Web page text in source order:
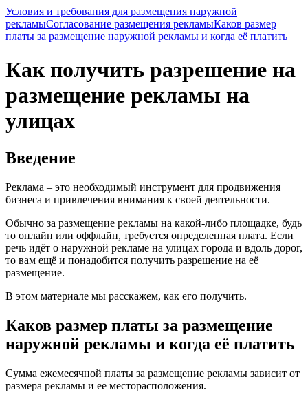
Условия и требования для размещения наружной
рекламыСогласование размещения рекламыКаков размер
платы за размещение наружной рекламы и когда её платить
Как получить разрешение на
размещение рекламы на
улицах
Введение
Реклама – это необходимый инструмент для продвижения
бизнеса и привлечения внимания к своей деятельности.
Обычно за размещение рекламы на какой-либо площадке, будь
то онлайн или оффлайн, требуется определенная плата. Если
речь идёт о наружной рекламе на улицах города и вдоль дорог,
то вам ещё и понадобится получить разрешение на её
размещение.
В этом материале мы расскажем, как его получить.
Каков размер платы за размещение
наружной рекламы и когда её платить
Сумма ежемесячной платы за размещение рекламы зависит от
размера рекламы и ее месторасположения.